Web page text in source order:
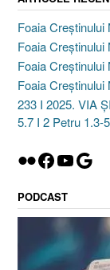
Foaia Creștinului
Foaia Creștinului
Foaia Creștinului
Foaia Creștinului
233 I 2025. VIA
5.7 I 2 Petru 1.3-
Flickr
Facebook
PODCAST